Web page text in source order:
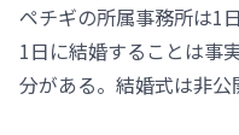
ペチギの所属事務所は1
1日に結婚することは事
分がある。結婚式は非公